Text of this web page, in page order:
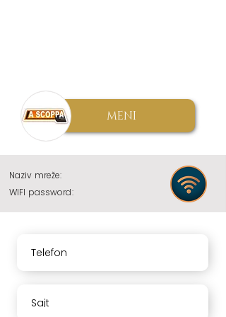
MENI
Naziv mreže:
WIFI password:
Telefon
Sajt